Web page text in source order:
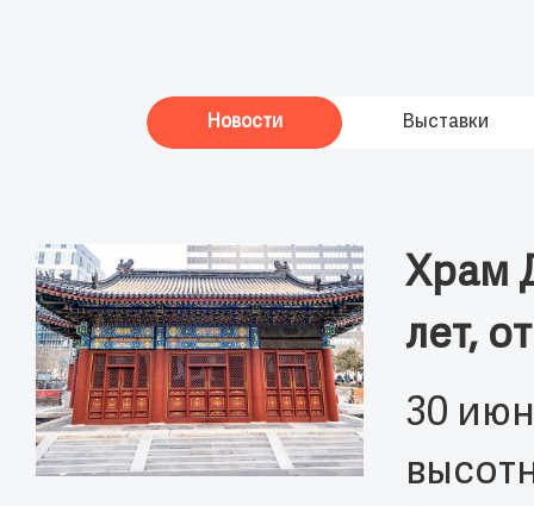
Новости Выставки
Храм
лет,
30